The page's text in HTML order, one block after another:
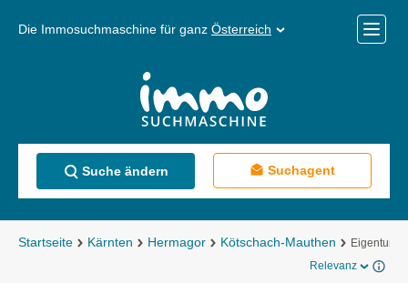
Die Immosuchmaschine für ganz Österreich
Menü
Suche ändern Suchagent
Startseite Kärnten Hermagor Kötschach-Mauthen
Relevanz